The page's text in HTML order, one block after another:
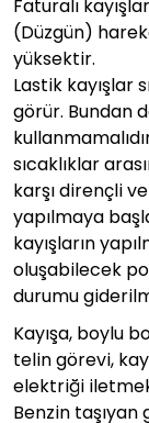
Faturalı
(Düzgün)
yüksektir.
Lastik kayışlar
görür. Bundan
sıcaklıklar
karşı dirençli
yapılmaya
kayışların
oluşabilecek
durumu
Kayışa, boylu
telin görevi,
elektriği
Benzin